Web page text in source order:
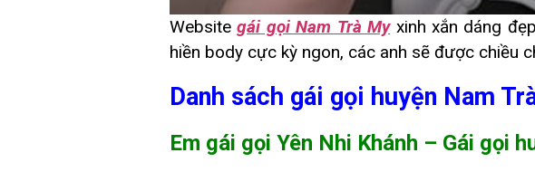
Websitegái gọi Nam Trà Myxinh xắn dáng
hiền body cực kỳ ngon, các anh sẽ được chiều
Danh sách gái gọi huyện Nam
Em gái gọi Yên Nhi Khánh – Gái gọi